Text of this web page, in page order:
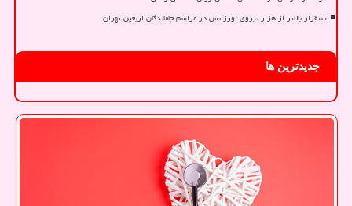
استقرار بالاتر از هزار نیروی اورژانس در مراسم جاماندگان اربعین تهران
جدیدترین ها